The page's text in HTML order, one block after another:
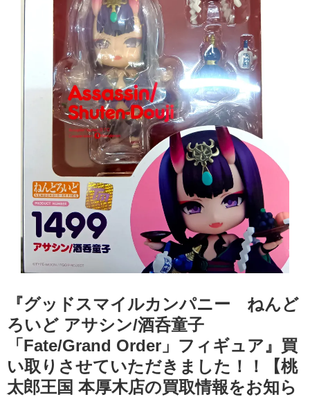
『グッドスマイルカンパニー ねんど
ろいど アサシン/酒呑童子
「Fate/Grand Order」フィギュア』買
い取りさせていただきました！！【桃
太郎王国 本厚木店の買取情報をお知ら